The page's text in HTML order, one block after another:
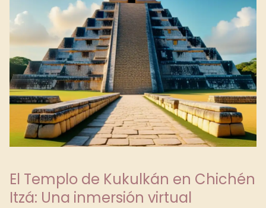
El Templo de Kukulkán en Chichén
Itzá: Una inmersión virtual